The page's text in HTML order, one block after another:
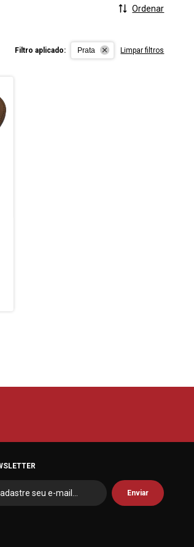
Ordenar
Filtro aplicado: Prata Limpar filtros